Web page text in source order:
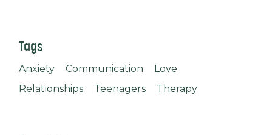
Tags
Anxiety Communication
Love
Relationships
Teenagers Therapy